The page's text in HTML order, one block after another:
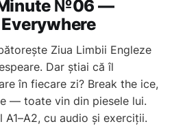
Minute №06 —
Ziua Limbii Engleze
Dar știai că îl
în fiecare zi? Break the ice,
— toate vin din piesele lui.
cu audio și exerciții.